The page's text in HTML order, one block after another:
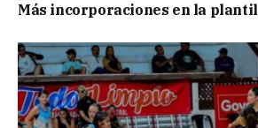
Más incorporaciones en la